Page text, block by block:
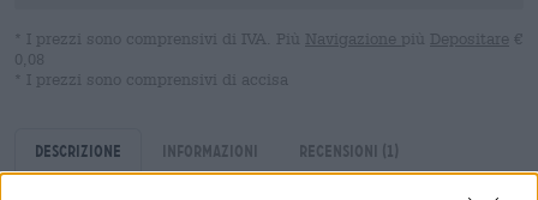
* I prezzi sono comprensivi di IVA. Più Navigazione più Depositare €
0,08
* I prezzi sono comprensivi di accisa
Descrizione Informazioni Recensioni (1)